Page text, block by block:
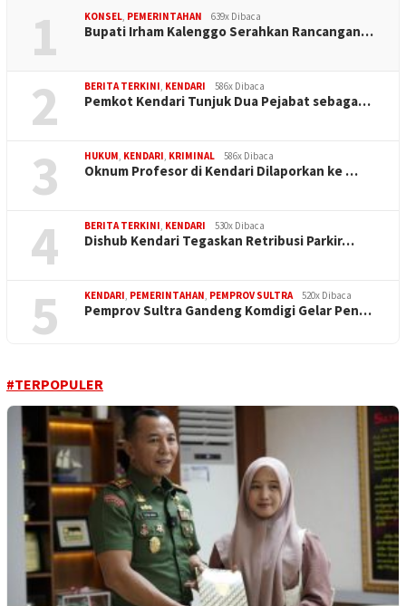
1 KONSEL PEMERINTAHAN 639x Dibaca
Bupati Irham Kalenggo Serahkan Rancangan…
2 BERITA TERKINI KENDARI 586x Dibaca
Pemkot Kendari Tunjuk Dua Pejabat sebaga…
3 HUKUM KENDARI KRIMINAL 586x Dibaca
Oknum Profesor di Kendari Dilaporkan ke …
4 BERITA TERKINI KENDARI 530x Dibaca
Dishub Kendari Tegaskan Retribusi Parkir…
5 KENDARI PEMERINTAHAN PEMPROV SULTRA 520x Dibaca
Pemprov Sultra Gandeng Komdigi Gelar Pen…
#TERPOPULER